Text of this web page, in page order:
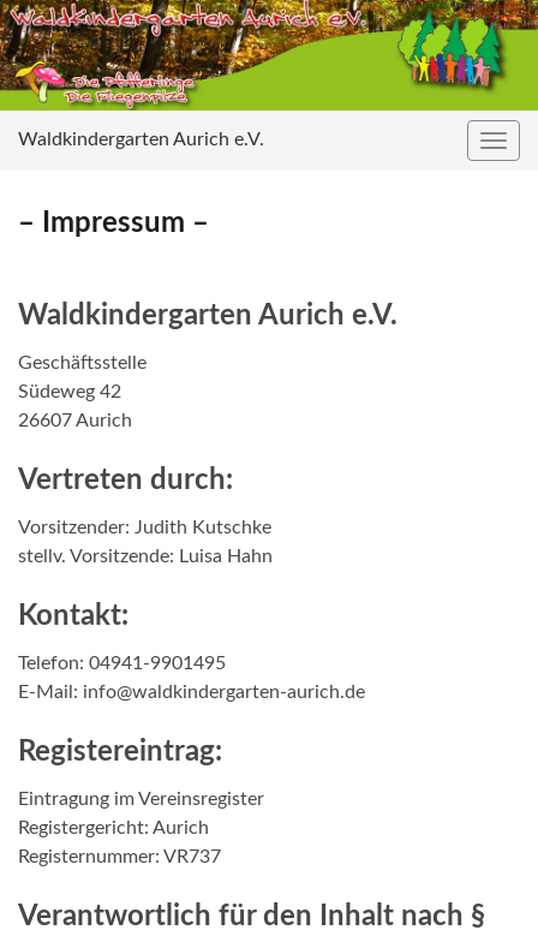
Waldkindergarten Aurich e.V.
– Impressum –
Waldkindergarten Aurich e.V.
Geschäftsstelle
Südeweg 42
26607 Aurich
Vertreten durch:
Vorsitzender: Judith Kutschke
stellv. Vorsitzende: Luisa Hahn
Kontakt:
Telefon: 04941-9901495
E-Mail: info@waldkindergarten-aurich.de
Registereintrag:
Eintragung im Vereinsregister
Registergericht: Aurich
Registernummer: VR737
Verantwortlich für den Inhalt nach §